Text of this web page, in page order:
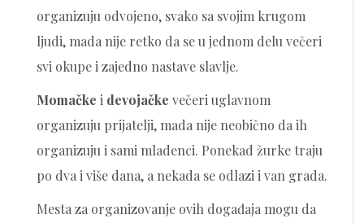
organizuju odvojeno, svako sa svojim krugom
ljudi, mada nije retko da se u jednom delu večeri
svi okupe i zajedno nastave slavlje.
Momačke i devojačke večeri uglavnom
organizuju prijatelji, mada nije neobično da ih
organizuju i sami mladenci. Ponekad žurke traju
po dva i više dana, a nekada se odlazi i van grada.
Mesta za organizovanje ovih događaja mogu da